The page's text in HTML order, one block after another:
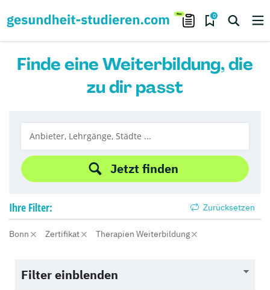
0
Finde eine Weiterbildung, die
zu dir passt
Jetzt finden
Ihre Filter: Zurücksetzen
Bonn Zertifikat Therapien Weiterbildung
Filter einblenden